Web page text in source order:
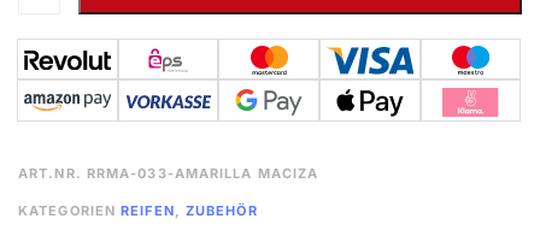
ART.NR. RRMA-033-AMARILLA MACIZA
KATEGORIEN REIFEN, ZUBEHÖR